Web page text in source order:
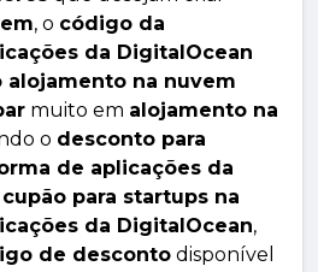
, o código da
da DigitalOcean
alojamento na nuvem
muito em alojamento na
o desconto para
de aplicações da
cupão para startups na
da DigitalOcean,
de desconto disponível